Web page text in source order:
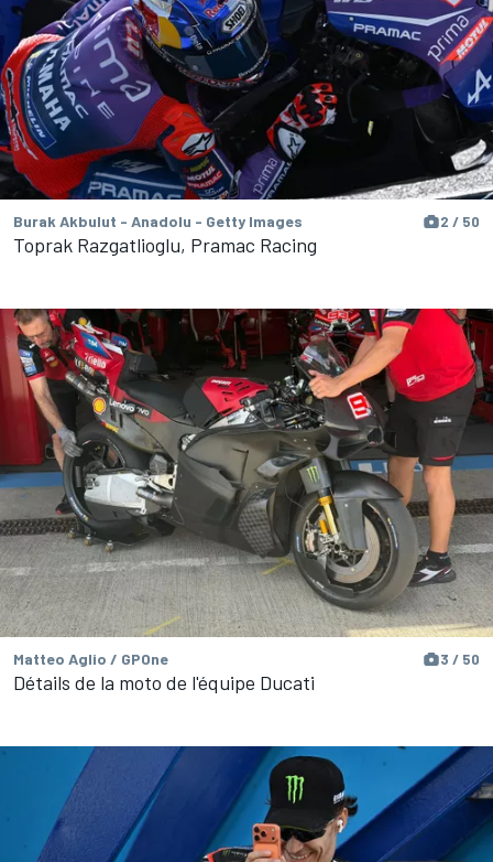
Burak Akbulut - Anadolu - Getty Images 2 / 50
Toprak Razgatlioglu, Pramac Racing
Matteo Aglio / GPOne 3 / 50
Détails de la moto de l'équipe Ducati